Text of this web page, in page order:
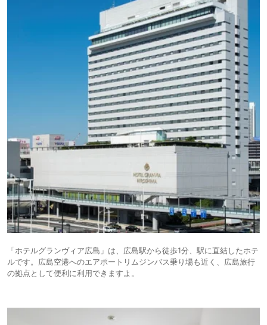
「ホテルグランヴィア広島」は、広島駅から徒歩1分、駅に直結したホテ
ルです。広島空港へのエアポートリムジンバス乗り場も近く、広島旅行
の拠点として便利に利用できますよ。